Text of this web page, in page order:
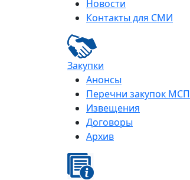
Новости
Контакты для СМИ
Закупки
Анонсы
Перечни закупок МСП
Извещения
Договоры
Архив